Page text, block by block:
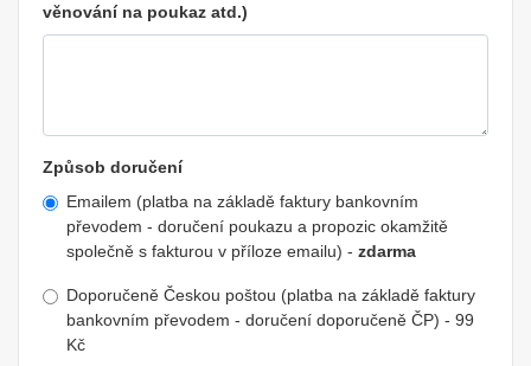
věnování na poukaz atd.)
Způsob doručení
Emailem (platba na základě faktury bankovním
převodem - doručení poukazu a propozic okamžitě
společně s fakturou v příloze emailu) - zdarma
Doporučeně Českou poštou (platba na základě faktury
bankovním převodem - doručení doporučeně ČP) - 99
Kč